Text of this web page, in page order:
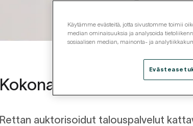
Kokonaisvaltaiset ja
Rettan auktorisoidut talouspalvelut
Käytämme evästeitä, jotta sivustomme toimii
median ominaisuuksia ja analysoida
sosiaalisen median, mainonta- ja